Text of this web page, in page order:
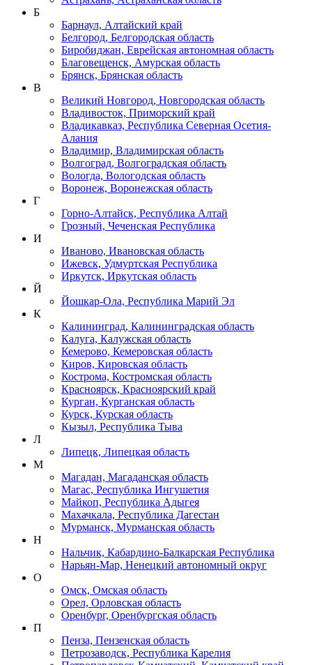
Б
Барнаул, Алтайский край
Белгород, Белгородская область
Биробиджан, Еврейская автономная область
Благовещенск, Амурская область
Брянск, Брянская область
В
Великий Новгород, Новгородская область
Владивосток, Приморский край
Владикавказ, Республика Северная Осетия-
Алания
Владимир, Владимирская область
Волгоград, Волгоградская область
Вологда, Вологодская область
Воронеж, Воронежская область
Г
Горно-Алтайск, Республика Алтай
Грозный, Чеченская Республика
И
Иваново, Ивановская область
Ижевск, Удмуртская Республика
Иркутск, Иркутская область
Й
Йошкар-Ола, Республика Марий Эл
К
Калининград, Калининградская область
Калуга, Калужская область
Кемерово, Кемеровская область
Киров, Кировская область
Кострома, Костромская область
Красноярск, Красноярский край
Курган, Курганская область
Курск, Курская область
Кызыл, Республика Тыва
Л
Липецк, Липецкая область
М
Магадан, Магаданская область
Магас, Республика Ингушетия
Майкоп, Республика Адыгея
Махачкала, Республика Дагестан
Мурманск, Мурманская область
Н
Нальчик, Кабардино-Балкарская Республика
Нарьян-Мар, Ненецкий автономный округ
О
Омск, Омская область
Орел, Орловская область
Оренбург, Оренбургская область
П
Пенза, Пензенская область
Петрозаводск, Республика Карелия